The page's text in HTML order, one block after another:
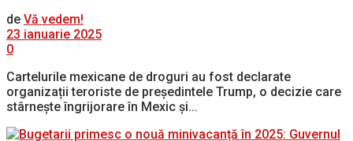
de Vă vedem!
23 ianuarie 2025
0
Cartelurile mexicane de droguri au fost declarate
organizații teroriste de președintele Trump, o decizie care
stârnește îngrijorare în Mexic și...